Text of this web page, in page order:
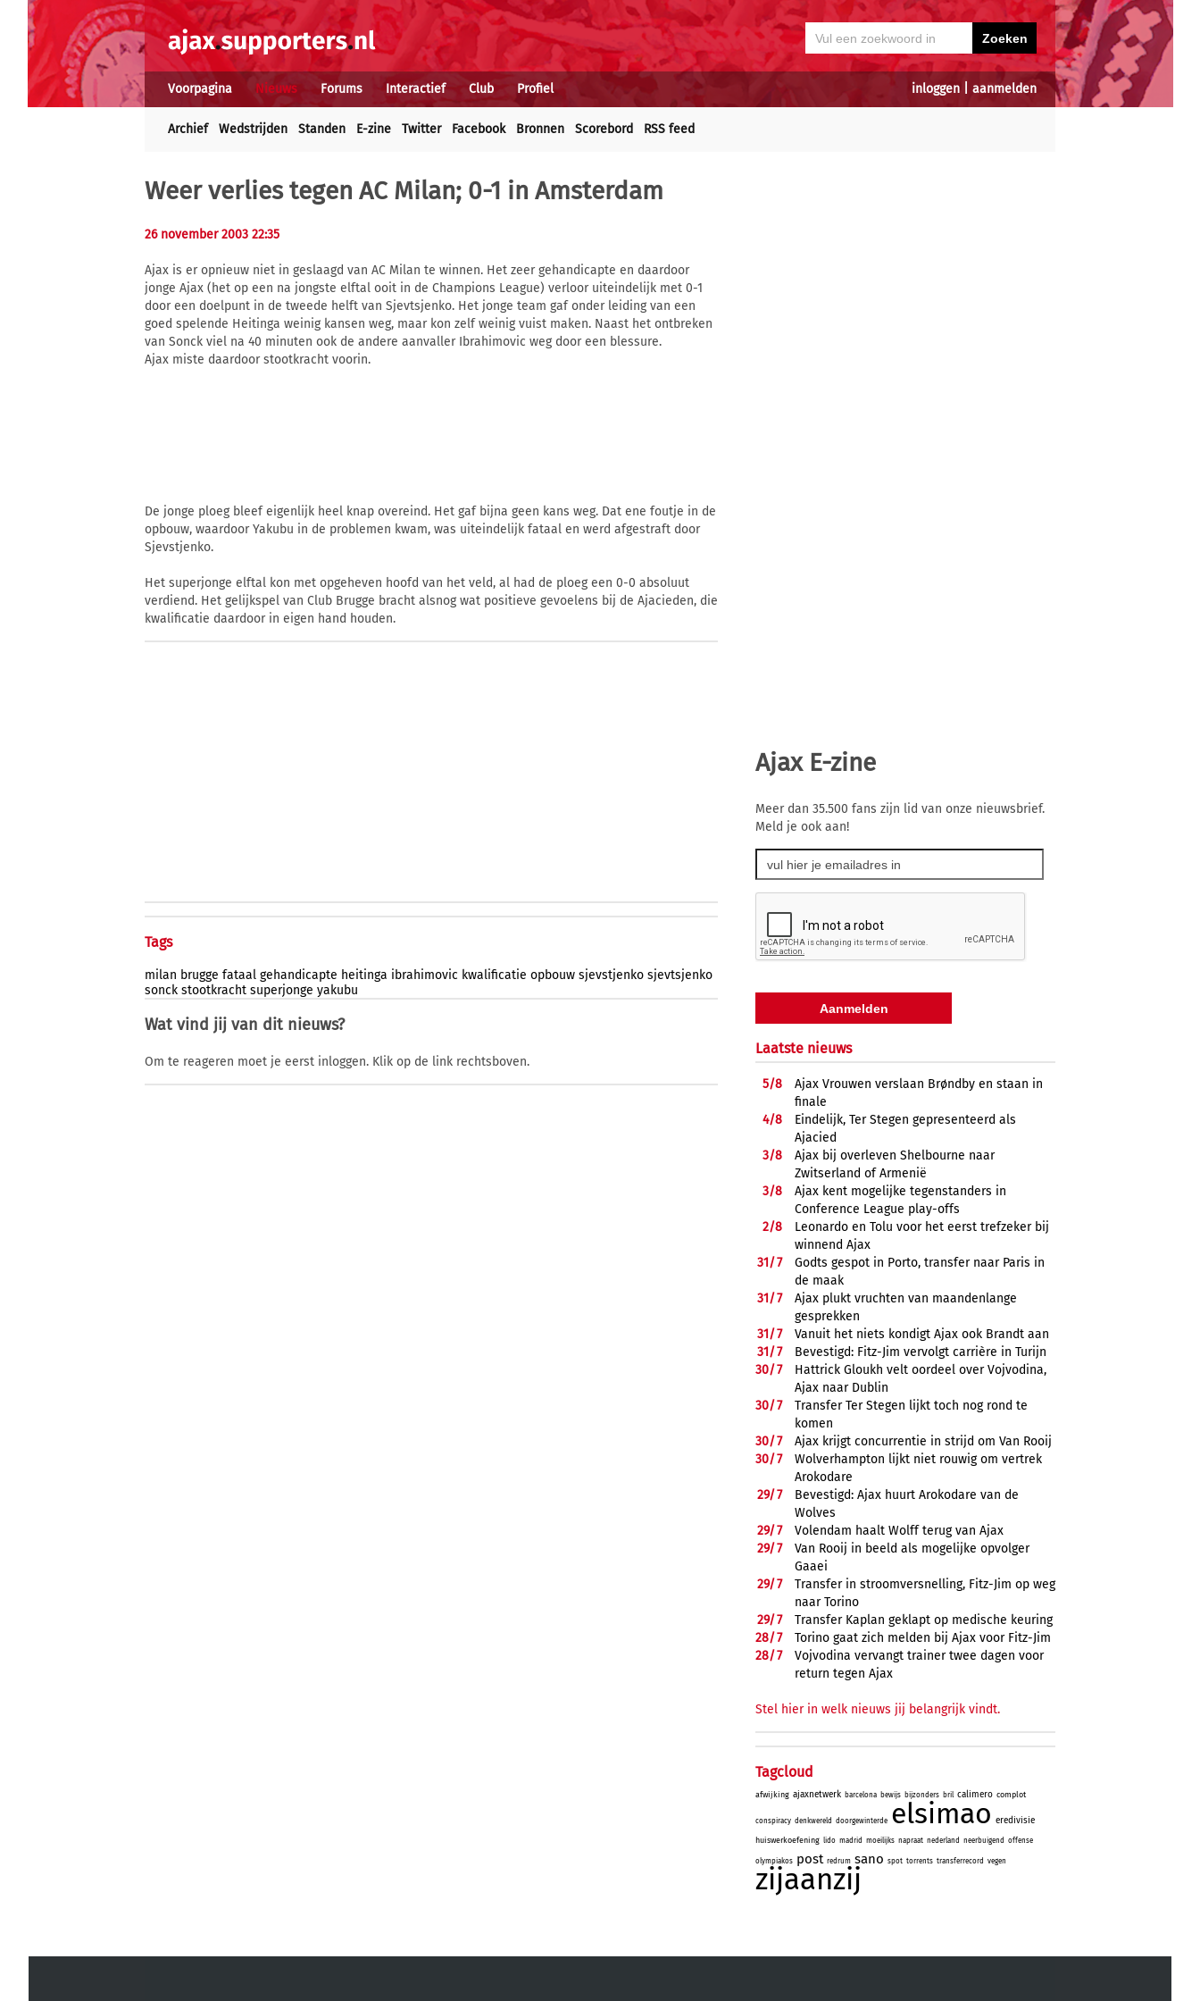
inloggen aanmelden
Voorpagina Nieuws Forums Interactief Club Profiel
Archief Wedstrijden Standen E-zine Twitter Facebook Bronnen Scorebord RSS feed
Weer verlies tegen AC Milan; 0-1 in Amsterdam
26 november 2003 22:35
Ajax is er opnieuw niet in geslaagd van AC Milan te winnen. Het zeer gehandicapte en daardoor
jonge Ajax (het op een na jongste elftal ooit in de Champions League) verloor uiteindelijk met 0-1
door een doelpunt in de tweede helft van Sjevtsjenko. Het jonge team gaf onder leiding van een
goed spelende Heitinga weinig kansen weg, maar kon zelf weinig vuist maken. Naast het ontbreken
van Sonck viel na 40 minuten ook de andere aanvaller Ibrahimovic weg door een blessure.
Ajax miste daardoor stootkracht voorin.
De jonge ploeg bleef eigenlijk heel knap overeind. Het gaf bijna geen kans weg. Dat ene foutje in de
opbouw, waardoor Yakubu in de problemen kwam, was uiteindelijk fataal en werd afgestraft door
Sjevstjenko.
Het superjonge elftal kon met opgeheven hoofd van het veld, al had de ploeg een 0-0 absoluut
verdiend. Het gelijkspel van Club Brugge bracht alsnog wat positieve gevoelens bij de Ajacieden, die
kwalificatie daardoor in eigen hand houden.
Tags
milan brugge fataal gehandicapte heitinga ibrahimovic kwalificatie opbouw sjevstjenko sjevtsjenko
sonck stootkracht superjonge yakubu
Wat vind jij van dit nieuws?
Om te reageren moet je eerst inloggen. Klik op de link rechtsboven.
Ajax E-zine
Meer dan 35.500 fans zijn lid van onze nieuwsbrief.
Meld je ook aan!
Laatste nieuws
5/8
Ajax Vrouwen verslaan Brøndby en staan in
finale
4/8
Eindelijk, Ter Stegen gepresenteerd als
Ajacied
3/8
Ajax bij overleven Shelbourne naar
Zwitserland of Armenië
3/8
Ajax kent mogelijke tegenstanders in
Conference League play-offs
2/8
Leonardo en Tolu voor het eerst trefzeker bij
winnend Ajax
31/7
Godts gespot in Porto, transfer naar Paris in
de maak
31/7
Ajax plukt vruchten van maandenlange
gesprekken
31/7
Vanuit het niets kondigt Ajax ook Brandt aan
31/7
Bevestigd: Fitz-Jim vervolgt carrière in Turijn
30/7
Hattrick Gloukh velt oordeel over Vojvodina,
Ajax naar Dublin
30/7
Transfer Ter Stegen lijkt toch nog rond te
komen
30/7
Ajax krijgt concurrentie in strijd om Van Rooij
30/7
Wolverhampton lijkt niet rouwig om vertrek
Arokodare
29/7
Bevestigd: Ajax huurt Arokodare van de
Wolves
29/7
Volendam haalt Wolff terug van Ajax
29/7
Van Rooij in beeld als mogelijke opvolger
Gaaei
29/7
Transfer in stroomversnelling, Fitz-Jim op weg
naar Torino
29/7
Transfer Kaplan geklapt op medische keuring
28/7
Torino gaat zich melden bij Ajax voor Fitz-Jim
28/7
Vojvodina vervangt trainer twee dagen voor
return tegen Ajax
Stel hier in welk nieuws jij belangrijk vindt.
Tagcloud
afwijking ajaxnetwerk barcelona bewijs bijzonders bril calimero complot
conspiracy denkwereld doorgewinterde elsimao eredivisie
huiswerkoefening lido madrid moeilijks napraat nederland neerbuigend offense
olympiakos post redrum sano spot torrents transferrecord vegen
zijaanzij